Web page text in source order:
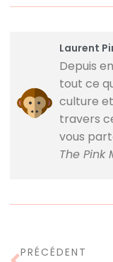
Laurent
Depuis
tout ce
culture
travers
vous
The Pink
PRÉCÉDENT